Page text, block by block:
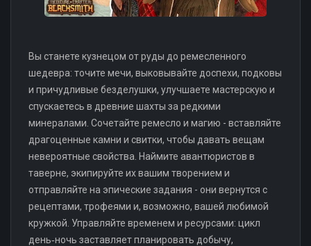
Вы станете кузнецом от руды до ремесленного
шедевра: точите мечи, выковывайте доспехи, подковы
и причудливые безделушки, улучшаете мастерскую и
спускаетесь в древние шахты за редкими
минералами. Сочетайте ремесло и магию - вставляйте
драгоценные камни и свитки, чтобы давать вещам
невероятные свойства. Наймите авантюристов в
таверне, экипируйте их вашим творением и
отправляйте на эпические задания - они вернутся с
рецептами, трофеями и, возможно, вашей любимой
кружкой. Управляйте временем и ресурсами: цикл
день‑ночь заставляет планировать добычу,